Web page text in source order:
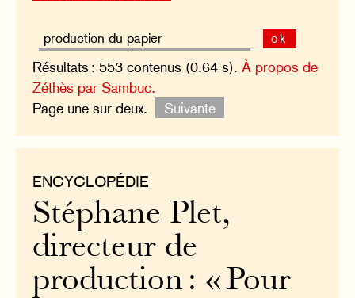
ok
Résultats : 553 contenus (0.64 s).À propos de
Zéthès par Sambuc.
Page une sur deux.
Suivante
ENCYCLOPÉDIE
Stéphane Plet,
directeur de
production : « Pour